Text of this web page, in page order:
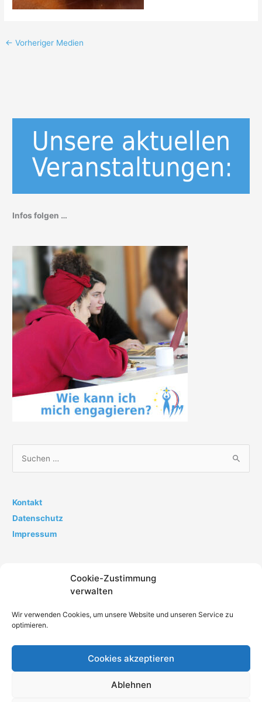
Cookie-Zustimmung
verwalten
Wir verwenden Cookies, um unsere Website und unseren Service zu
optimieren.
Cookies akzeptieren
Ablehnen
← Vorheriger Medien
Infos folgen …
h
e
n
Kontakt
Datenschutz
Impressum
Impressum Datenschutz AGB
Kontakt
Cookie-Richtlinie (EU)